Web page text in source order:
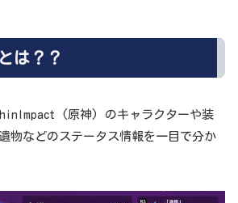
は？？
(原神) のキャラクターや装
物などのステータス情報を一目で分か